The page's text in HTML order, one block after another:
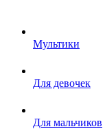
Мультики
Для девочек
Для мальчиков